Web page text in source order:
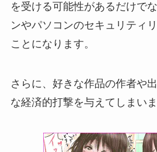
を受ける可能性があるだけで
ンやパソコンのセキュリティ
ことになります。
さらに、好きな作品の作者や
な経済的打撃を与えてしまいま